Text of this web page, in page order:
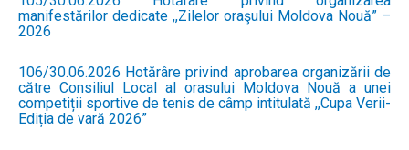
manifestărilor dedicate ,,Zilelor oraşului Moldova Nouă” –
2026
106/30.06.2026 Hotărâre privind aprobarea organizării de
către Consiliul Local al orasului Moldova Nouă a unei
competiții sportive de tenis de câmp intitulată ,,Cupa Verii-
Ediția de vară 2026”